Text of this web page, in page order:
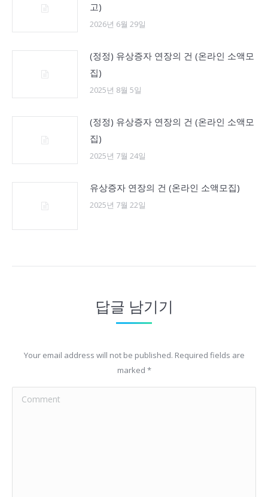
고)
2026년 6월 29일
(정정) 유상증자 연장의 건 (온라인 소액모
집)
2025년 8월 5일
(정정) 유상증자 연장의 건 (온라인 소액모
집)
2025년 7월 24일
유상증자 연장의 건 (온라인 소액모집)
2025년 7월 22일
답글 남기기
Your email address will not be published. Required fields are
marked *
Comment